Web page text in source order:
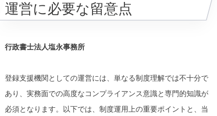
運営に必要な留意点
行政書士法人塩永事務所
登録支援機関としての運営には、単なる制度理解では不十分で
あり、実務面での高度なコンプライアンス意識と専門的知識が
必須となります。以下では、制度運用上の重要ポイントと、当